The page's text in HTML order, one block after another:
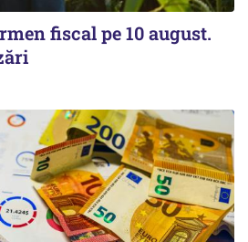
fiscal pe 10 august.